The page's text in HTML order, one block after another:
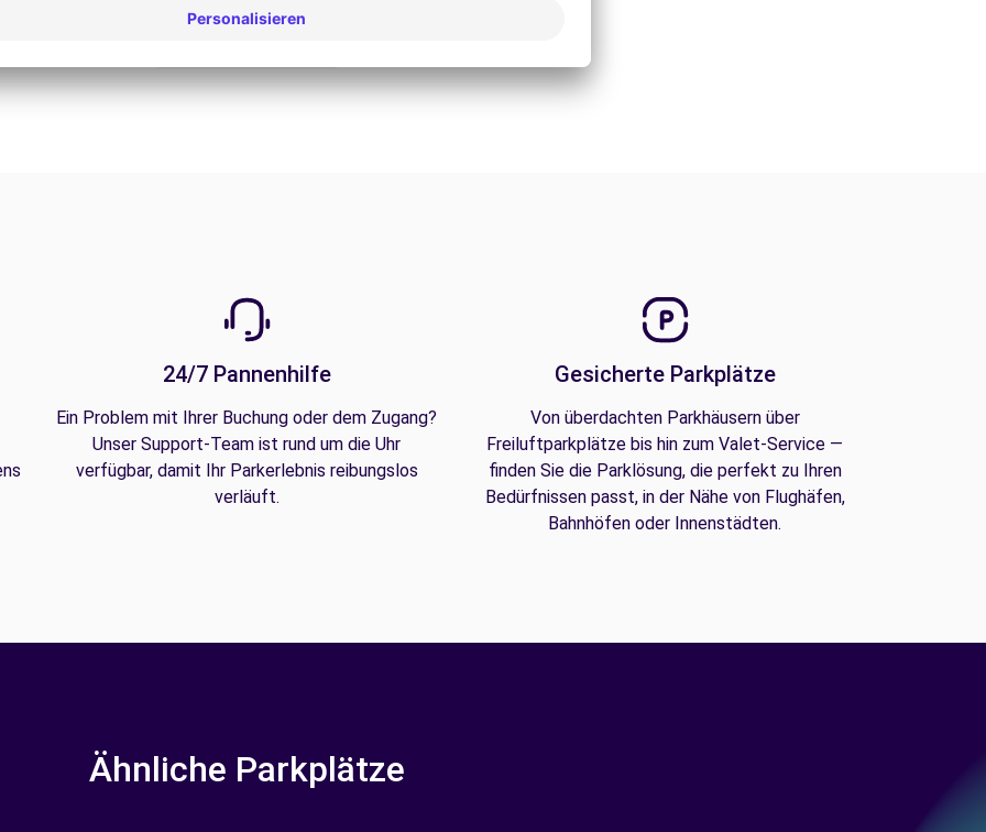
24/7 Pannenhilfe
Ein Problem mit Ihrer Buchung oder dem Zugang?
Unser Support-Team ist rund um die Uhr
verfügbar, damit Ihr Parkerlebnis reibungslos
verläuft.
Gesicherte Parkplätze
Von überdachten Parkhäusern über
Freiluftparkplätze bis hin zum Valet-Service —
finden Sie die Parklösung, die perfekt zu Ihren
Bedürfnissen passt, in der Nähe von Flughäfen,
Bahnhöfen oder Innenstädten.
Ähnliche Parkplätze